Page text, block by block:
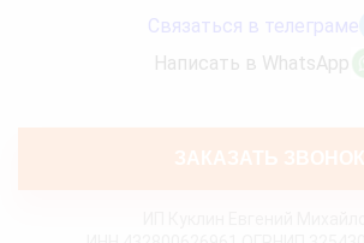
Связаться в телеграме
Написать в WhatsApp
ЗАКАЗАТЬ ЗВОНОК